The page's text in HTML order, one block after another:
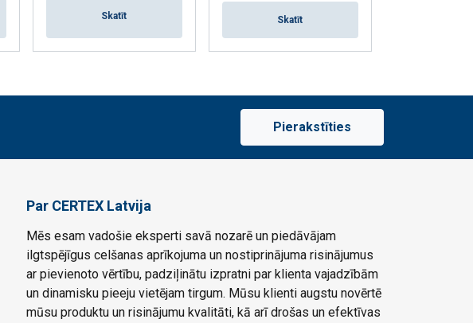
Skatīt Skatīt
Pierakstīties
Par CERTEX Latvija
Mēs esam vadošie eksperti savā nozarē un piedāvājam
ilgtspējīgus celšanas aprīkojuma un nostiprinājuma risinājumus
ar pievienoto vērtību, padziļinātu izpratni par klienta vajadzībām
un dinamisku pieeju vietējam tirgum. Mūsu klienti augstu novērtē
mūsu produktu un risinājumu kvalitāti, kā arī drošas un efektīvas